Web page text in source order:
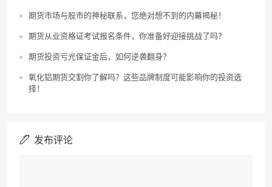
期货市场与股市的神秘联系，您绝对想不到的内幕揭秘！
期货从业资格证考试报名条件，你准备好迎接挑战了吗？
期货投资亏光保证金后，如何逆袭翻身？
氧化铝期货交割你了解吗？这些品牌制度可能影响你的投资选
择！
发布评论